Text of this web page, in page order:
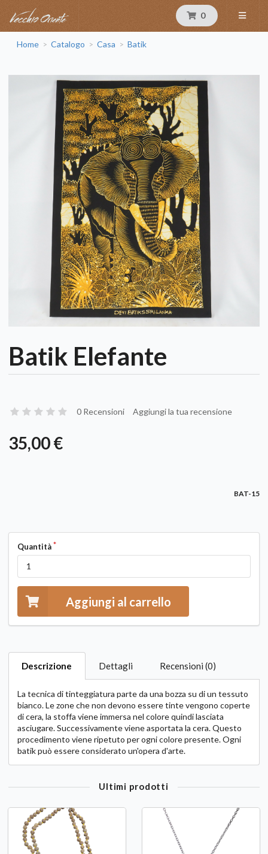
0
Home > Catalogo > Casa > Batik
Batik Elefante
0 Recensioni Aggiungi la tua recensione
35,00 €
BAT-15
Quantità
Aggiungi al carrello
Descrizione Dettagli Recensioni (0)
La tecnica di tinteggiatura parte da una bozza su di un tessuto
bianco. Le zone che non devono essere tinte vengono coperte
di cera, la stoffa viene immersa nel colore quindi lasciata
asciugare. Successivamente viene asportata la cera. Questo
procedimento viene ripetuto per ogni colore presente. Ogni
batik può essere considerato un'opera d'arte.
Ultimi prodotti